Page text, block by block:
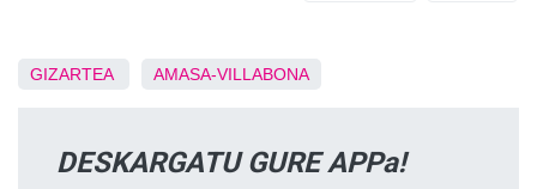
GIZARTEA AMASA-VILLABONA
DESKARGATU GURE APPa!